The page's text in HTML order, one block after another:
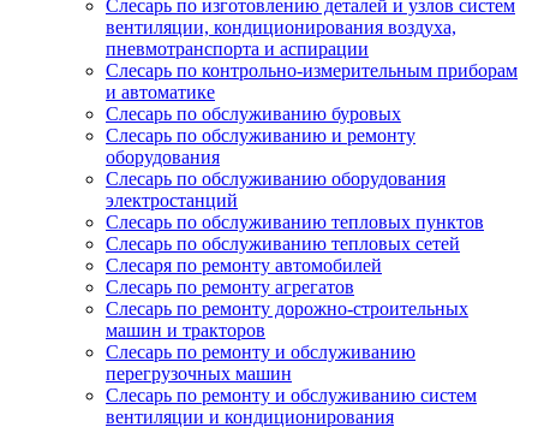
Слесарь по изготовлению деталей и узлов систем
вентиляции, кондиционирования воздуха,
пневмотранспорта и аспирации
Слесарь по контрольно-измерительным приборам
и автоматике
Слесарь по обслуживанию буровых
Слесарь по обслуживанию и ремонту
оборудования
Слесарь по обслуживанию оборудования
электростанций
Слесарь по обслуживанию тепловых пунктов
Слесарь по обслуживанию тепловых сетей
Слесаря по ремонту автомобилей
Слесарь по ремонту агрегатов
Слесарь по ремонту дорожно-строительных
машин и тракторов
Слесарь по ремонту и обслуживанию
перегрузочных машин
Слесарь по ремонту и обслуживанию систем
вентиляции и кондиционирования